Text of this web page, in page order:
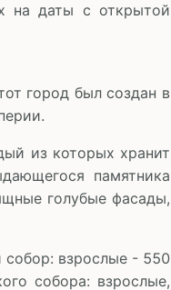
на даты с открытой
город был создан в
из которых хранит
памятника
голубые фасады,
собор: взрослые - 550
собора: взрослые,